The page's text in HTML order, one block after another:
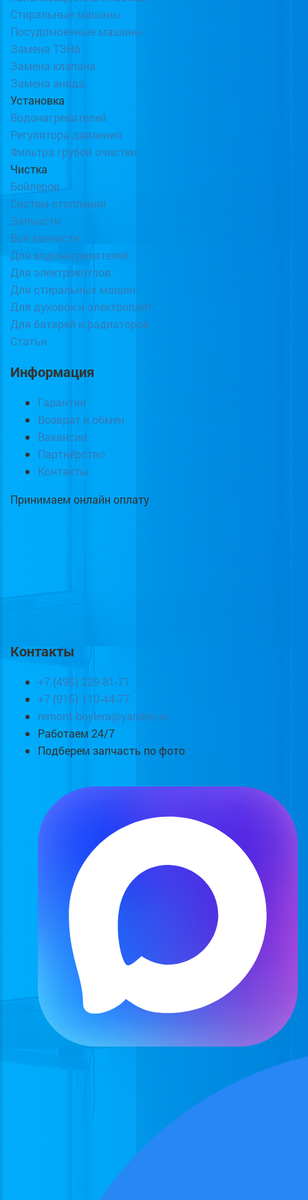
Стиральные машины
Посудомоечные машины
Замена ТЭНа
Замена клапана
Замена анода
Установка
Водонагревателей
Регулятора давления
Фильтра грубой очистки
Чистка
Бойлеров
Систем отопления
Запчасти
Все запчасти
Для водонагревателей
Для электрокотлов
Для стиральных машин
Для духовок и электроплит
Для батарей и радиаторов
Статьи
Информация
Гарантия
Возврат и обмен
Вакансии
Партнёрство
Контакты
Принимаем онлайн оплату
Контакты
+7 (495) 229-81-71
+7 (915) 110-44-77
remont-boylera@yandex.ru
Работаем 24/7
Подберем запчасть по фото